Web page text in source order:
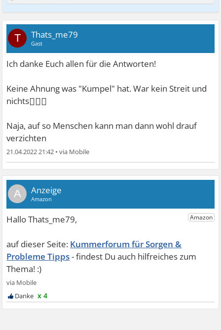
T Thats_me79
Gast
Ich danke Euch allen für die Antworten!
Keine Ahnung was "Kumpel" hat. War kein Streit und
nichts🤷🏻‍♀
Naja, auf so Menschen kann man dann wohl drauf
verzichten
21.04.2022 21:42 •
A
Kummerforum für Sorgen &
Probleme Tipps
x 4